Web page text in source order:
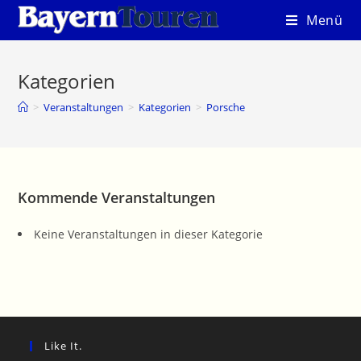
Zum
Inhalt
Menü
Kategorien
> Veranstaltungen > Kategorien > Porsche
Kommende Veranstaltungen
Keine Veranstaltungen in dieser Kategorie
Like It.